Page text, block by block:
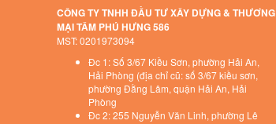
CÔNG TY TNHH ĐẦU TƯ XÂY DỰNG & THƯƠNG
MẠI TÂM PHÚ HƯNG 586
MST: 0201973094
Đc 1: Số 3/67 Kiều Sơn, phường Hải An,
Hải Phòng (địa chỉ cũ: số 3/67 kiều sơn,
phường Đằng Lâm, quận Hải An, Hải
Phòng
Đc 2: 255 Nguyễn Văn Linh, phường Lê